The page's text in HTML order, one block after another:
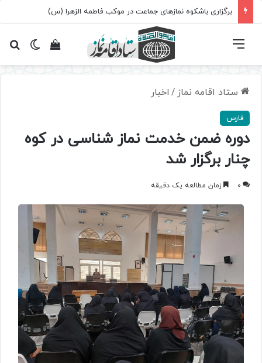
برگزاری باشکوه نمازهای جماعت در موکب فاطمه الزهرا (س)
تغییرمشاهده فهرست
ستاد اقامه نماز / اخبار
فارس
دوره ضمن خدمت نماز شناسی در کوه
چنار برگزار شد
0 زمان مطالعه یک دقیقه